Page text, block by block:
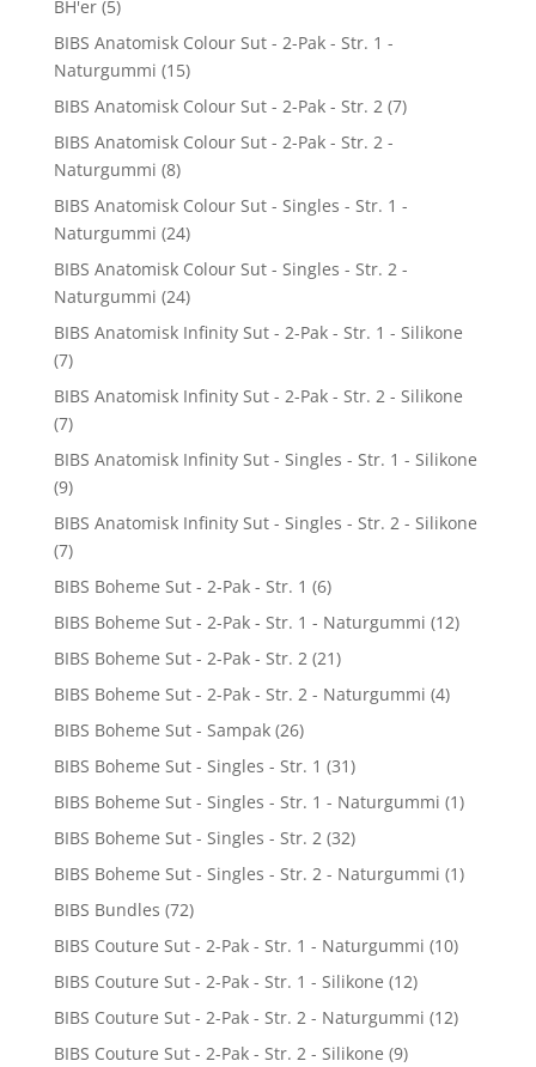
BH'er (5)
BIBS Anatomisk Colour Sut - 2-Pak - Str. 1 -
Naturgummi (15)
BIBS Anatomisk Colour Sut - 2-Pak - Str. 2 (7)
BIBS Anatomisk Colour Sut - 2-Pak - Str. 2 -
Naturgummi (8)
BIBS Anatomisk Colour Sut - Singles - Str. 1 -
Naturgummi (24)
BIBS Anatomisk Colour Sut - Singles - Str. 2 -
Naturgummi (24)
BIBS Anatomisk Infinity Sut - 2-Pak - Str. 1 - Silikone
(7)
BIBS Anatomisk Infinity Sut - 2-Pak - Str. 2 - Silikone
(7)
BIBS Anatomisk Infinity Sut - Singles - Str. 1 - Silikone
(9)
BIBS Anatomisk Infinity Sut - Singles - Str. 2 - Silikone
(7)
BIBS Boheme Sut - 2-Pak - Str. 1 (6)
BIBS Boheme Sut - 2-Pak - Str. 1 - Naturgummi (12)
BIBS Boheme Sut - 2-Pak - Str. 2 (21)
BIBS Boheme Sut - 2-Pak - Str. 2 - Naturgummi (4)
BIBS Boheme Sut - Sampak (26)
BIBS Boheme Sut - Singles - Str. 1 (31)
BIBS Boheme Sut - Singles - Str. 1 - Naturgummi (1)
BIBS Boheme Sut - Singles - Str. 2 (32)
BIBS Boheme Sut - Singles - Str. 2 - Naturgummi (1)
BIBS Bundles (72)
BIBS Couture Sut - 2-Pak - Str. 1 - Naturgummi (10)
BIBS Couture Sut - 2-Pak - Str. 1 - Silikone (12)
BIBS Couture Sut - 2-Pak - Str. 2 - Naturgummi (12)
BIBS Couture Sut - 2-Pak - Str. 2 - Silikone (9)